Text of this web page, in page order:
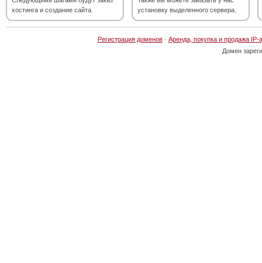
хостинга и создание сайта.
установку выделенного сервера.
Регистрация доменов· Аренда, покупка и продажа IP-
Домен